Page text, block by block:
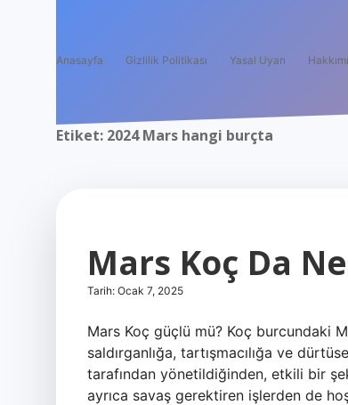
Anasayfa Gizlilik Politikası Yasal Uyarı
Etiket: 2024 Mars hangi burçta
Mars Koç Da
Tarih: Ocak 7, 2025
Mars Koç güçlü mü? Koç burcundaki
saldırganlığa, tartışmacılığa ve
tarafından yönetildiğinden, etkili bir
ayrıca savaş gerektiren işlerden de